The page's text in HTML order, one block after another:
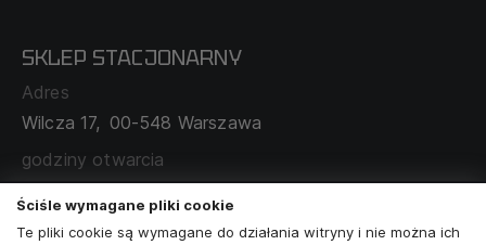
MAPA SERWISU
ZAMÓWIENIA KORPORACYJNE
WSPÓŁPRACA Z PARTNERAMI
SKLEP STACJONARNY
Adres
Wilcza 17, 00-548 Warszawa
godziny otwarcia
poniedziałek - sobota: 11:00 - 19:00
Ściśle wymagane pliki cookie
Te pliki cookie są wymagane do działania witryny i nie można ich